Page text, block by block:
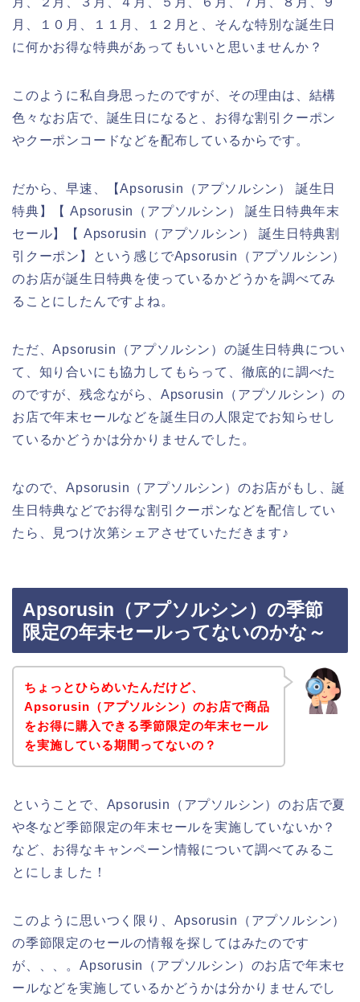
月、１０月、１１月、１２月と、そんな特別な誕生日
に何かお得な特典があってもいいと思いませんか？
このように私自身思ったのですが、その理由は、結構
色々なお店で、誕生日になると、お得な割引クーポン
やクーポンコードなどを配布しているからです。
だから、早速、【Apsorusin（アプソルシン） 誕生日
特典】【 Apsorusin（アプソルシン） 誕生日特典年末
セール】【 Apsorusin（アプソルシン） 誕生日特典割
引クーポン】という感じでApsorusin（アプソルシン）
のお店が誕生日特典を使っているかどうかを調べてみ
ることにしたんですよね。
ただ、Apsorusin（アプソルシン）の誕生日特典につい
て、知り合いにも協力してもらって、徹底的に調べた
のですが、残念ながら、Apsorusin（アプソルシン）の
お店で年末セールなどを誕生日の人限定でお知らせし
ているかどうかは分かりませんでした。
なので、Apsorusin（アプソルシン）のお店がもし、誕
生日特典などでお得な割引クーポンなどを配信してい
たら、見つけ次第シェアさせていただきます♪
Apsorusin（アプソルシン）の季節
限定の年末セールってないのかな～
ちょっとひらめいたんだけど、
Apsorusin（アプソルシン）のお店で商品
をお得に購入できる季節限定の年末セール
を実施している期間ってないの？
ということで、Apsorusin（アプソルシン）のお店で夏
や冬など季節限定の年末セールを実施していないか？
など、お得なキャンペーン情報について調べてみるこ
とにしました！
このように思いつく限り、Apsorusin（アプソルシン）
の季節限定のセールの情報を探してはみたのです
が、、、。Apsorusin（アプソルシン）のお店で年末セ
ールなどを実施しているかどうかは分かりませんでし